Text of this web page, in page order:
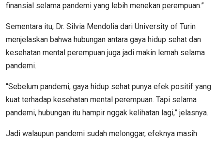
finansial selama pandemi yang lebih menekan perempuan.”
Sementara itu, Dr. Silvia Mendolia dari University of Turin
menjelaskan bahwa hubungan antara gaya hidup sehat dan
kesehatan mental perempuan juga jadi makin lemah selama
pandemi.
“Sebelum pandemi, gaya hidup sehat punya efek positif yang
kuat terhadap kesehatan mental perempuan. Tapi selama
pandemi, hubungan itu hampir nggak kelihatan lagi,” jelasnya.
Jadi walaupun pandemi sudah melonggar, efeknya masih